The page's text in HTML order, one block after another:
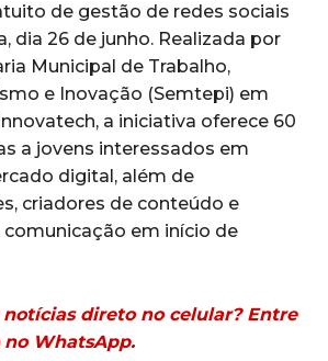
de gestão de redes sociais
dia 26 de junho. Realizada por
Municipal de Trabalho,
e Inovação (Semtepi) em
a iniciativa oferece 60
a jovens interessados em
digital, além de
criadores de conteúdo e
em início de
direto no celular? Entre
no WhatsApp.